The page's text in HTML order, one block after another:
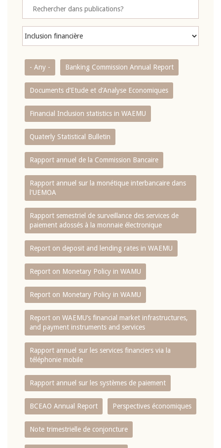
- Any - Banking Commission Annual Report
Documents d’Etude et d’Analyse Economiques
Financial Inclusion statistics in WAEMU
Quaterly Statistical Bulletin
Rapport annuel de la Commission Bancaire
Rapport annuel sur la monétique interbancaire dans
l'UEMOA
Rapport semestriel de surveillance des services de
paiement adossés à la monnaie électronique
Report on deposit and lending rates in WAEMU
Report on Monetary Policy in WAMU
Report on Monetary Policy in WAMU
Report on WAEMU’s financial market infrastructures,
and payment instruments and services
Rapport annuel sur les services financiers via la
téléphonie mobile
Rapport annuel sur les systèmes de paiement
BCEAO Annual Report Perspectives économiques
Note trimestrielle de conjoncture